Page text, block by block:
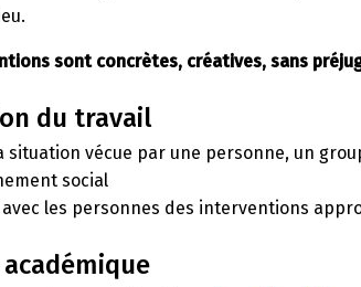
sont concrètes, créatives, sans
du travail
situation vécue par une personne, un
social
avec les personnes des interventions